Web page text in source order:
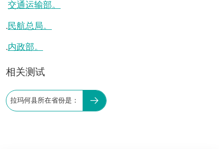
交通运输部。
.民航总局。
.内政部。
相关测试
拉玛何县所在省份是：